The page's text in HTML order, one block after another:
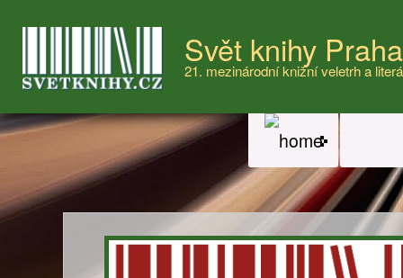
Svět knihy
21. mezinárodní knižní veletrh a